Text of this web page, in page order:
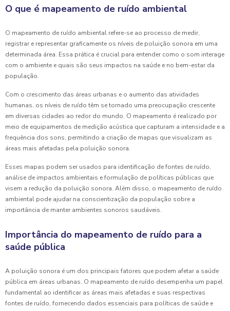
O que é mapeamento de ruído ambiental
O mapeamento de ruído ambiental refere-se ao processo de medir,
registrar e representar graficamente os níveis de poluição sonora em uma
determinada área. Essa prática é crucial para entender como o som interage
com o ambiente e quais são seus impactos na saúde e no bem-estar da
população.
Com o crescimento das áreas urbanas e o aumento das atividades
humanas, os níveis de ruído têm se tornado uma preocupação crescente
em diversas cidades ao redor do mundo. O mapeamento é realizado por
meio de equipamentos de medição acústica que capturam a intensidade e a
frequência dos sons, permitindo a criação de mapas que visualizam as
áreas mais afetadas pela poluição sonora.
Esses mapas podem ser usados para identificação de fontes de ruído,
análise de impactos ambientais e formulação de políticas públicas que
visem a redução da poluição sonora. Além disso, o mapeamento de ruído
ambiental pode ajudar na conscientização da população sobre a
importância de manter ambientes sonoros saudáveis.
Importância do mapeamento de ruído para a
saúde pública
A poluição sonora é um dos principais fatores que podem afetar a saúde
pública em áreas urbanas. O mapeamento de ruído desempenha um papel
fundamental ao identificar as áreas mais afetadas e suas respectivas
fontes de ruído, fornecendo dados essenciais para políticas de saúde e